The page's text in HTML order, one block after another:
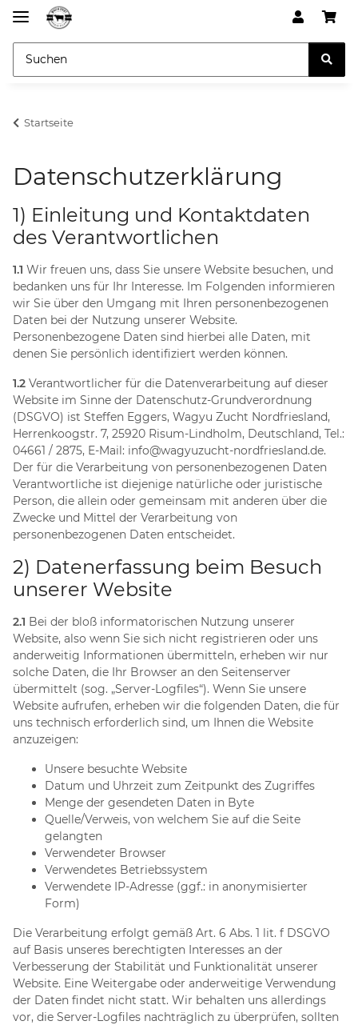
Startseite
Datenschutzerklärung
1) Einleitung und Kontaktdaten
des Verantwortlichen
1.1 Wir freuen uns, dass Sie unsere Website besuchen, und
bedanken uns für Ihr Interesse. Im Folgenden informieren
wir Sie über den Umgang mit Ihren personenbezogenen
Daten bei der Nutzung unserer Website.
Personenbezogene Daten sind hierbei alle Daten, mit
denen Sie persönlich identifiziert werden können.
1.2 Verantwortlicher für die Datenverarbeitung auf dieser
Website im Sinne der Datenschutz-Grundverordnung
(DSGVO) ist Steffen Eggers, Wagyu Zucht Nordfriesland,
Herrenkoogstr. 7, 25920 Risum-Lindholm, Deutschland, Tel.:
04661 / 2875, E-Mail: info@wagyuzucht-nordfriesland.de.
Der für die Verarbeitung von personenbezogenen Daten
Verantwortliche ist diejenige natürliche oder juristische
Person, die allein oder gemeinsam mit anderen über die
Zwecke und Mittel der Verarbeitung von
personenbezogenen Daten entscheidet.
2) Datenerfassung beim Besuch
unserer Website
2.1 Bei der bloß informatorischen Nutzung unserer
Website, also wenn Sie sich nicht registrieren oder uns
anderweitig Informationen übermitteln, erheben wir nur
solche Daten, die Ihr Browser an den Seitenserver
übermittelt (sog. „Server-Logfiles“). Wenn Sie unsere
Website aufrufen, erheben wir die folgenden Daten, die für
uns technisch erforderlich sind, um Ihnen die Website
anzuzeigen:
Unsere besuchte Website
Datum und Uhrzeit zum Zeitpunkt des Zugriffes
Menge der gesendeten Daten in Byte
Quelle/Verweis, von welchem Sie auf die Seite
gelangten
Verwendeter Browser
Verwendetes Betriebssystem
Verwendete IP-Adresse (ggf.: in anonymisierter
Form)
Die Verarbeitung erfolgt gemäß Art. 6 Abs. 1 lit. f DSGVO
auf Basis unseres berechtigten Interesses an der
Verbesserung der Stabilität und Funktionalität unserer
Website. Eine Weitergabe oder anderweitige Verwendung
der Daten findet nicht statt. Wir behalten uns allerdings
vor, die Server-Logfiles nachträglich zu überprüfen, sollten